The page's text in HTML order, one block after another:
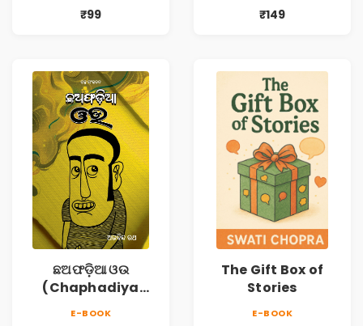
₹99
₹149
ଛଅଫଡ଼ିଆ ଓଉ
(Chaphadiya
E-BOOK
The Gift Box of
Stories
E-BOOK